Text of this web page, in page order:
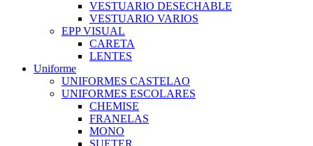
VESTUARIO DESECHABLE
VESTUARIO VARIOS
EPP VISUAL
CARETA
LENTES
Uniforme
UNIFORMES CASTELAO
UNIFORMES ESCOLARES
CHEMISE
FRANELAS
MONO
SUETER